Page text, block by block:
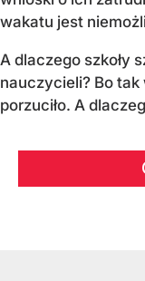
wakatu jest
A dlaczego szkoły
nauczycieli? Bo tak
porzuciło. A